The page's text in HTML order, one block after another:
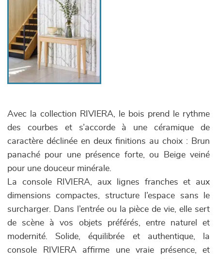
Avec la collection RIVIERA, le bois prend le rythme
des courbes et s’accorde à une céramique de
caractère déclinée en deux finitions au choix : Brun
panaché pour une présence forte, ou Beige veiné
pour une douceur minérale.
La console RIVIERA, aux lignes franches et aux
dimensions compactes, structure l’espace sans le
surcharger. Dans l’entrée ou la pièce de vie, elle sert
de scène à vos objets préférés, entre naturel et
modernité. Solide, équilibrée et authentique, la
console RIVIERA affirme une vraie présence, et